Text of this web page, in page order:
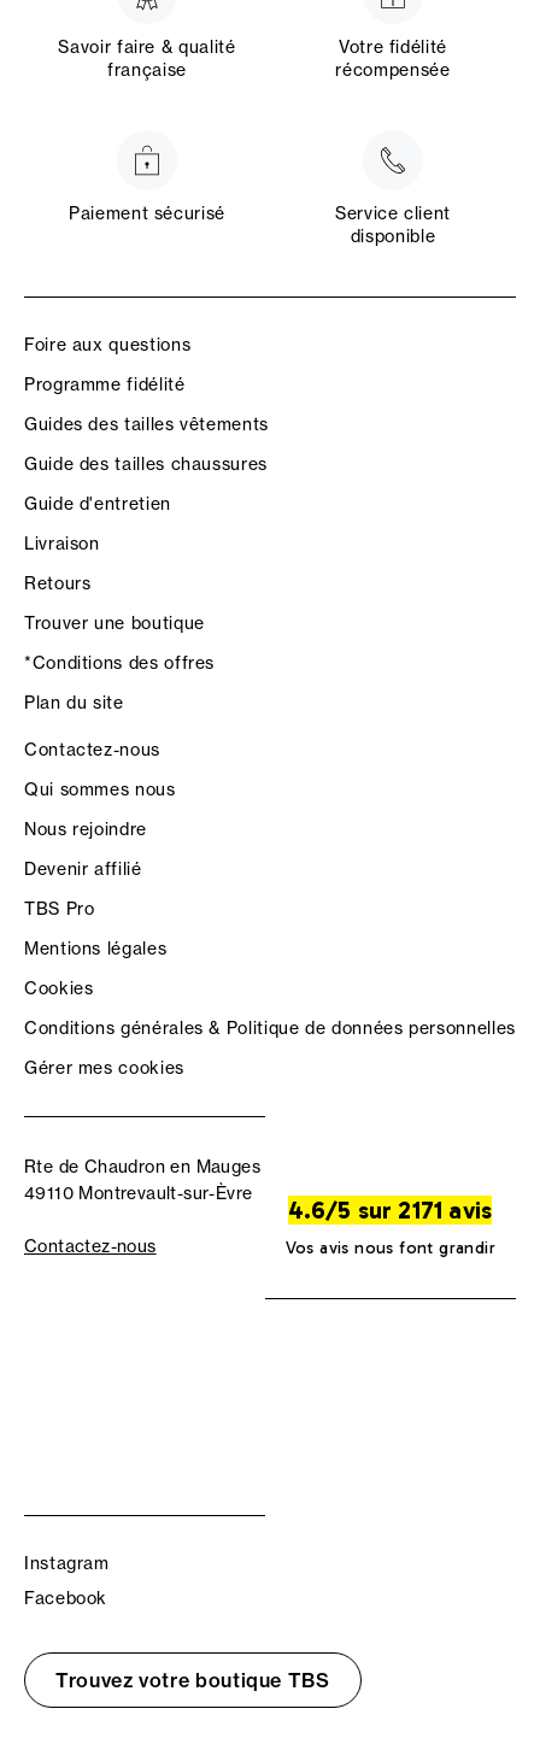
Savoir faire & qualité
française
Votre fidélité
récompensée
Paiement sécurisé
Service client
disponible
Foire aux questions
Programme fidélité
Guides des tailles vêtements
Guide des tailles chaussures
Guide d'entretien
Livraison
Retours
Trouver une boutique
*Conditions des offres
Plan du site
Contactez-nous
Qui sommes nous
Nous rejoindre
Devenir affilié
TBS Pro
Mentions légales
Cookies
Conditions générales & Politique de données personnelles
Gérer mes cookies
Rte de Chaudron en Mauges
49110 Montrevault-sur-Èvre
Contactez-nous
4.6/5 sur 2171 avis
Vos avis nous font grandir
Instagram
Facebook
Trouvez votre boutique TBS